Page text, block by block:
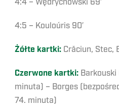
4:4 – Wędrychowski 69′
4:5 – Kouloúris 90′
Żółte kartki: Crăciun, Stec,
Czerwone kartki: Barkouski
minuta) – Borges
74. minuta)